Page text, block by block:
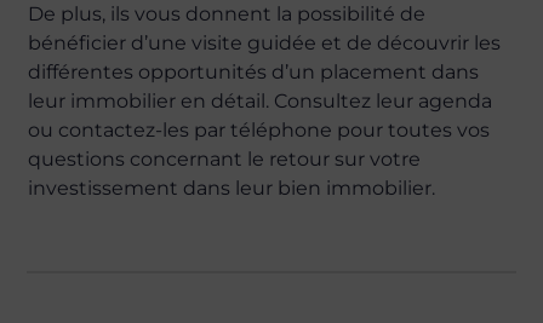
De plus, ils vous donnent la possibilité de
bénéficier d’une visite guidée et de découvrir les
différentes opportunités d’un placement dans
leur immobilier en détail. Consultez leur agenda
ou contactez-les par téléphone pour toutes vos
questions concernant le retour sur votre
investissement dans leur bien immobilier.